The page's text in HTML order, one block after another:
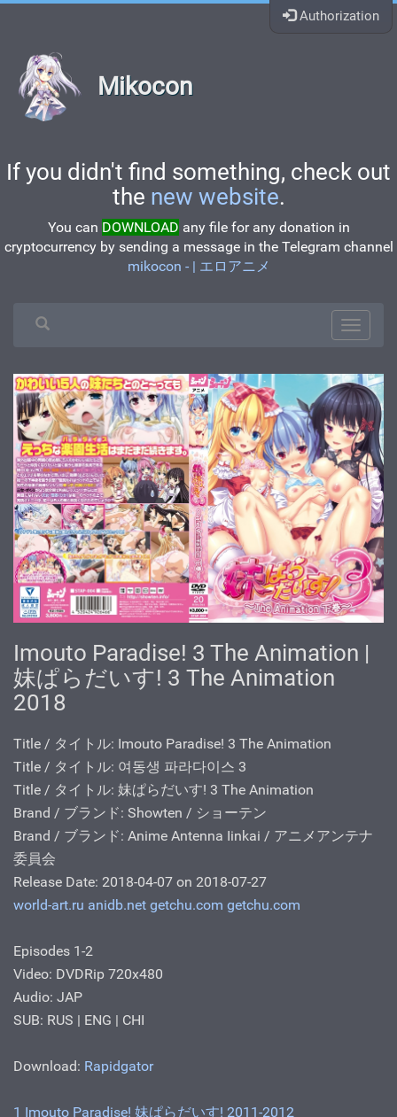
Authorization
Mikocon
If you didn't find something, check out
the new website.
You can DOWNLOAD any file for any donation in
cryptocurrency by sending a message in the Telegram channel
mikocon - | エロアニメ
Imouto Paradise! 3 The Animation |
妹ぱらだいす! 3 The Animation
2018
Title / タイトル: Imouto Paradise! 3 The Animation
Title / タイトル: 여동생 파라다이스 3
Title / タイトル: 妹ぱらだいす! 3 The Animation
Brand / ブランド: Showten / ショーテン
Brand / ブランド: Anime Antenna Iinkai / アニメアンテナ
委員会
Release Date: 2018-04-07 on 2018-07-27
world-art.ru anidb.net getchu.com getchu.com
Episodes 1-2
Video: DVDRip 720x480
Audio: JAP
SUB: RUS | ENG | CHI
Download: Rapidgator
1 Imouto Paradise! 妹ぱらだいす! 2011-2012